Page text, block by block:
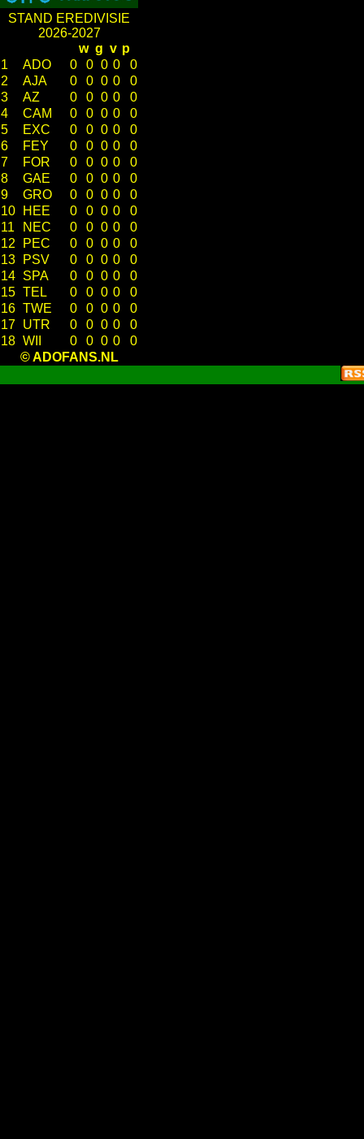
STAND EREDIVISIE
2026-2027
w g v p
1
ADO 0 0 0 0
0
2
AJA 0 0 0 0
0
3
AZ 0 0 0 0
0
4
CAM 0 0 0 0
0
5
EXC 0 0 0 0
0
6
FEY 0 0 0 0
0
7
FOR 0 0 0 0
0
8
GAE 0 0 0 0
0
9
GRO 0 0 0 0
0
10
HEE 0 0 0 0
0
11
NEC 0 0 0 0
0
12
PEC 0 0 0 0
0
13
PSV 0 0 0 0
0
14 SPA 0 0 0 0
0
15 TEL 0 0 0 0
0
16 TWE 0 0 0 0
0
17 UTR 0 0 0 0
0
18 WII 0 0 0 0
0
© ADOFANS.NL